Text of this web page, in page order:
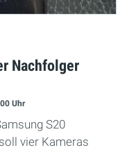
Nachfolger
Uhr
S20
vier Kameras